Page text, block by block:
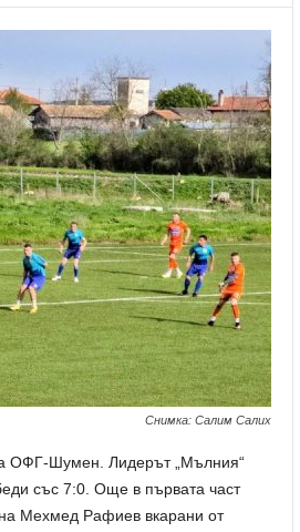
Снимка: Салим Салих
ОФГ-Шумен. Лидерът „Мълния“
със 7:0. Още в първата част
Мехмед Рафиев вкарани от